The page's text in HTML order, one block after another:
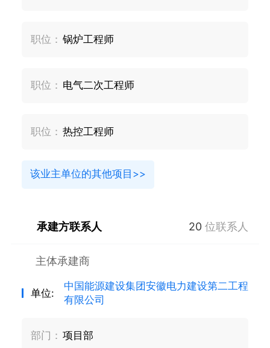
职位： 锅炉工程师
职位： 电气二次工程师
职位： 热控工程师
该业主单位的其他项目>>
承建方联系人 20 位联系人
主体承建商
单位:
中国能源建设集团安徽电力建设第二工程
有限公司
部门： 项目部